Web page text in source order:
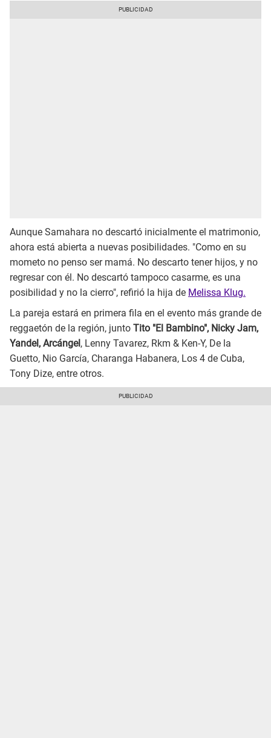
Aunque Samahara no descartó inicialmente el matrimonio,
ahora está abierta a nuevas posibilidades. "Como en su
mometo no penso ser mamá. No descarto tener hijos, y no
regresar con él. No descartó tampoco casarme, es una
posibilidad y no la cierro", refirió la hija de Melissa Klug.
La pareja estará en primera fila en el evento más grande de
reggaetón de la región, junto Tito "El Bambino", Nicky Jam,
Yandel, Arcángel , Lenny Tavarez, Rkm & Ken-Y, De la
Guetto, Nio García, Charanga Habanera, Los 4 de Cuba,
Tony Dize, entre otros.